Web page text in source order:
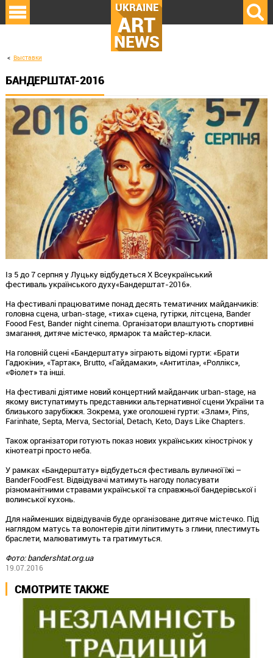
UKRAINE
ART
NEWS
Выставки
БАНДЕРШТАТ-2016
Із 5 до 7 серпня у Луцьку відбудеться Х Всеукраїнський
фестиваль українського духу«Бандерштат-2016».
На фестивалі працюватиме понад десять тематичних майданчиків:
головна сцена, urban-stage, «тиха» сцена, гутірки, літсцена, Bander
Foood Fest, Bander night cinema. Організатори влаштують спортивні
змагання, дитяче містечко, ярмарок та майстер-класи.
На головній сцені «Бандерштату» зіграють відомі гурти: «Брати
Гадюкіни», «Тартак», Brutto, «Гайдамаки», «Антитіла», «Роллікс»,
«Фіолет» та інші.
На фестивалі діятиме новий концертний майданчик urban-stage, на
якому виступатимуть представники альтернативної сцени України та
близького зарубіжжя. Зокрема, уже оголошені гурти: «Злам», Pins,
Farinhate, Septa, Merva, Sectorial, Detach, Keto, Days Like Chapters.
Також організатори готують показ нових українських кінострічок у
кінотеатрі просто неба.
У рамках «Бандерштату» відбудеться фестиваль вуличної їжі –
BanderFoodFest. Відвідувачі матимуть нагоду поласувати
різноманітними стравами української та справжньої бандерівської і
волинської кухонь.
Для найменших відвідувачів буде організоване дитяче містечко. Під
наглядом матусь та волонтерів діти ліпитимуть з глини, плестимуть
браслети, малюватимуть та гратимуться.
Фото: bandershtat.org.ua
19.07.2016
СМОТРИТЕ ТАКЖЕ